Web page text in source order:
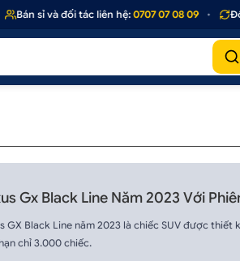
Bán sỉ và đối tác liên hệ:0707 07 08 09 • Đổi
Gx Black Line Năm 2023 Với
GX Black Line năm 2023 là chiếc SUV được
chỉ 3.000 chiếc.